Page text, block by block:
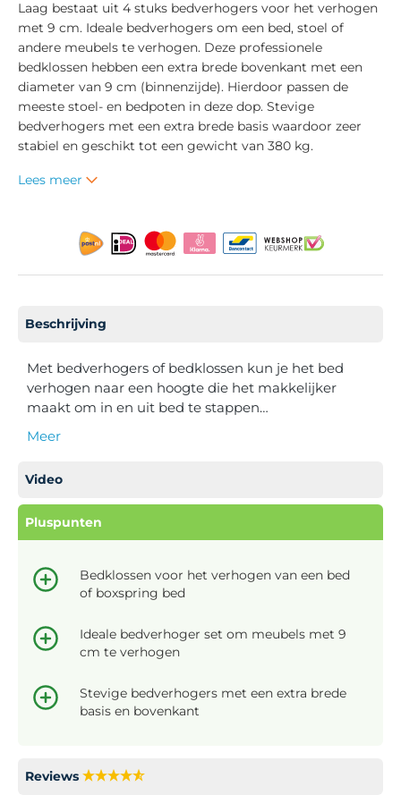
Laag bestaat uit 4 stuks bedverhogers voor het verhogen
met 9 cm. Ideale bedverhogers om een bed, stoel of
andere meubels te verhogen. Deze professionele
bedklossen hebben een extra brede bovenkant met een
diameter van 9 cm (binnenzijde). Hierdoor passen de
meeste stoel- en bedpoten in deze dop. Stevige
bedverhogers met een extra brede basis waardoor zeer
stabiel en geschikt tot een gewicht van 380 kg.
Lees meer
Beschrijving
Met bedverhogers of bedklossen kun je het bed
verhogen naar een hoogte die het makkelijker
maakt om in en uit bed te stappen…
Meer
Video
Pluspunten
Bedklossen voor het verhogen van een bed
of boxspring bed
Ideale bedverhoger set om meubels met 9
cm te verhogen
Stevige bedverhogers met een extra brede
basis en bovenkant
Reviews